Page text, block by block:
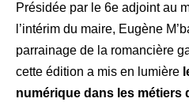
Présidée par le 6e adjoint au
l’intérim du maire, Eugène
parrainage de la romancière
cette édition a mis en lumière
numérique dans les métiers